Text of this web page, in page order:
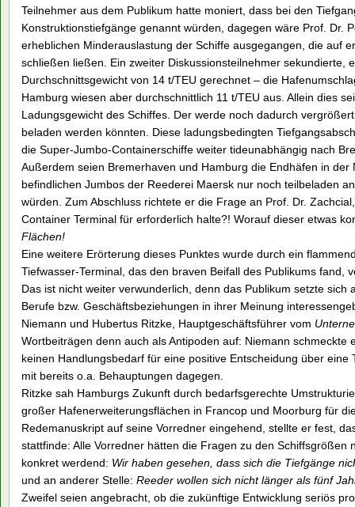
Teilnehmer aus dem Publikum hatte moniert, dass bei den
Konstruktionstiefgänge genannt würden, dagegen wäre Prof. Dr.
erheblichen Minderauslastung der Schiffe ausgegangen, die auf
schließen ließen. Ein zweiter Diskussionsteilnehmer sekundierte,
Durchschnittsgewicht von 14 t/TEU gerechnet – die
Hamburg wiesen aber durchschnittlich 11 t/TEU aus. Allein dies
Ladungsgewicht des Schiffes. Der werde noch dadurch
beladen werden könnten. Diese ladungsbedingten
die Super-Jumbo-Containerschiffe weiter tideunabhängig nach
Außerdem seien Bremerhaven und Hamburg die Endhäfen in
befindlichen Jumbos der Reederei Maersk nur noch teilbeladen
würden. Zum Abschluss richtete er die Frage an Prof. Dr.
Container Terminal für erforderlich halte?! Worauf dieser etwas
Flächen!
Eine weitere Erörterung dieses Punktes wurde durch ein
Tiefwasser-Terminal, das den braven Beifall des Publikums fand,
Das ist nicht weiter verwunderlich, denn das Publikum setzte
Berufe bzw. Geschäftsbeziehungen in ihrer Meinung
Niemann und Hubertus Ritzke, Hauptgeschäftsführer vom
Wortbeiträgen denn auch als Antipoden auf: Niemann schmeckte
keinen Handlungsbedarf für eine positive Entscheidung über
mit bereits o.a. Behauptungen dagegen.
Ritzke sah Hamburgs Zukunft durch bedarfsgerechte
großer Hafenerweiterungsflächen in Francop und Moorburg für
Redemanuskript auf seine Vorredner eingehend, stellte er fest,
stattfinde: Alle Vorredner hätten die Fragen zu den Schiffsgrößen
konkret werdend: Wir haben gesehen, dass sich die Tiefgänge
und an anderer Stelle: Reeder wollen sich nicht länger als fünf
Zweifel seien angebracht, ob die zukünftige Entwicklung seriös